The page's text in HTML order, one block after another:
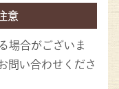
意
場合がございま
問い合わせくださ